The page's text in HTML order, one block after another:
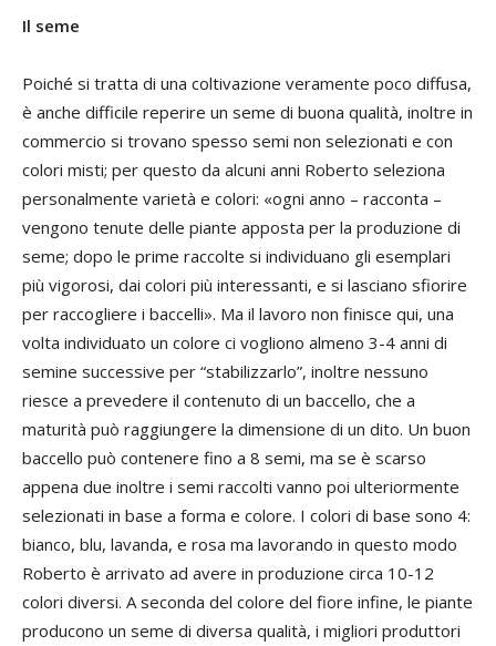
Il seme
Poiché si tratta di una coltivazione veramente poco diffusa,
è anche difficile reperire un seme di buona qualità, inoltre in
commercio si trovano spesso semi non selezionati e con
colori misti; per questo da alcuni anni Roberto seleziona
personalmente varietà e colori: «ogni anno – racconta –
vengono tenute delle piante apposta per la produzione di
seme; dopo le prime raccolte si individuano gli esemplari
più vigorosi, dai colori più interessanti, e si lasciano sfiorire
per raccogliere i baccelli». Ma il lavoro non finisce qui, una
volta individuato un colore ci vogliono almeno 3-4 anni di
semine successive per “stabilizzarlo”, inoltre nessuno
riesce a prevedere il contenuto di un baccello, che a
maturità può raggiungere la dimensione di un dito. Un buon
baccello può contenere fino a 8 semi, ma se è scarso
appena due inoltre i semi raccolti vanno poi ulteriormente
selezionati in base a forma e colore. I colori di base sono 4:
bianco, blu, lavanda, e rosa ma lavorando in questo modo
Roberto è arrivato ad avere in produzione circa 10-12
colori diversi. A seconda del colore del fiore infine, le piante
producono un seme di diversa qualità, i migliori produttori